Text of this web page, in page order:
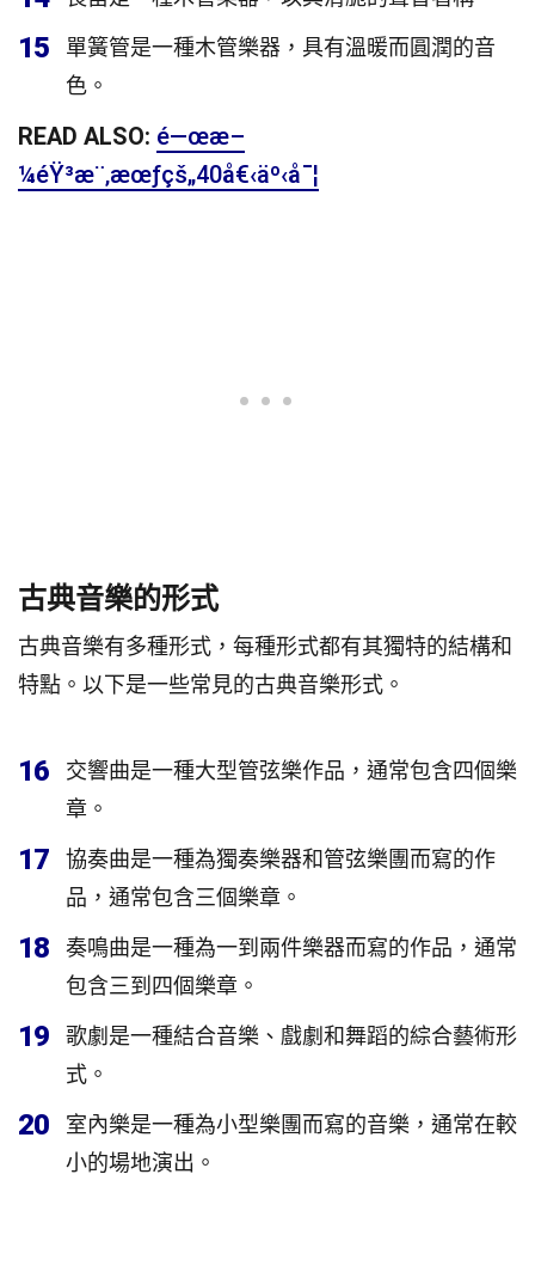
15
單簧管是一種木管樂器，具有溫暖而圓潤的音
色。
READ ALSO: é—œæ–
¼éŸ³æ¨‚æœƒçš„40å€‹äº‹å¯¦
古典音樂的形式
古典音樂有多種形式，每種形式都有其獨特的結構和
特點。以下是一些常見的古典音樂形式。
16
交響曲是一種大型管弦樂作品，通常包含四個樂
章。
17
協奏曲是一種為獨奏樂器和管弦樂團而寫的作
品，通常包含三個樂章。
18
奏鳴曲是一種為一到兩件樂器而寫的作品，通常
包含三到四個樂章。
19
歌劇是一種結合音樂、戲劇和舞蹈的綜合藝術形
式。
20
室內樂是一種為小型樂團而寫的音樂，通常在較
小的場地演出。